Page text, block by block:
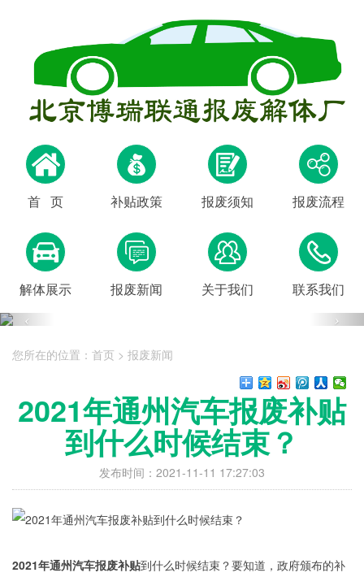
首 页 补贴政策 报废须知 报废流程
解体展示 报废新闻 关于我们 联系我们
您所在的位置： 首页 > 报废新闻
2021年通州汽车报废补贴
到什么时候结束？​​​​​​​
发布时间：2021-11-11 17:27:03
2021年通州汽车报废补贴到什么时候结束？要知道，政府颁布的补